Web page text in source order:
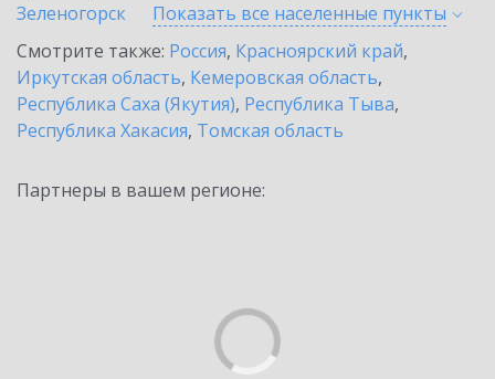
Зеленогорск
Показать все населенные пункты
Смотрите также: Россия, Красноярский край,
Иркутская область, Кемеровская область,
Республика Саха (Якутия), Республика Тыва,
Республика Хакасия, Томская область
Партнеры в вашем регионе: